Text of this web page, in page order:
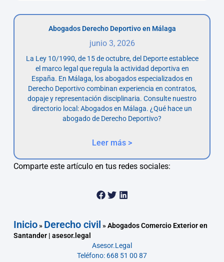
Abogados Derecho Deportivo en Málaga
junio 3, 2026
La Ley 10/1990, de 15 de octubre, del Deporte establece
el marco legal que regula la actividad deportiva en
España. En Málaga, los abogados especializados en
Derecho Deportivo combinan experiencia en contratos,
dopaje y representación disciplinaria. Consulte nuestro
directorio local: Abogados en Málaga. ¿Qué hace un
abogado de Derecho Deportivo?
Leer más >
Comparte este artículo en tus redes sociales:
Inicio» Derecho civil »Abogados Comercio Exterior en
Santander | asesor.legal
Asesor.Legal
Teléfono: 668 51 00 87